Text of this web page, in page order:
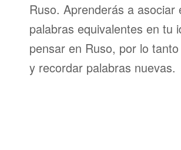
Ruso. Aprenderás a
palabras equivalentes en tu
pensar en Ruso, por lo
y recordar palabras nuevas.